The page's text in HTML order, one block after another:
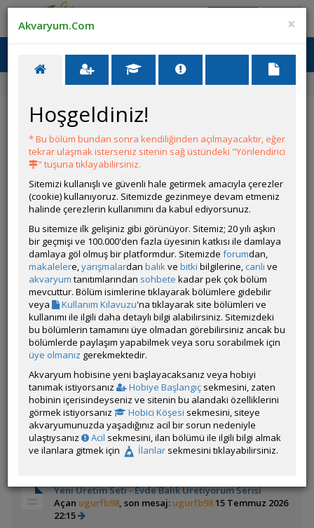
Ana Menü
Ana Sayfa
Forum Akvaryum Tanıtımı
Akvaryum Tanıtımı
YENİ KONU AÇ
KONULAR
▶️ Konulara Youtube Önizlemeli Video Nasıl
Açanvolkanon
ⓘ Konu veya mesajlarınıza YouTube (shorts dahil) doğru &
sorunsuz eklemek için buraya bakınız.
Bolivian ram üretim tankı
Açanilker aydın
Bolivian ram üretim videosu ve konusu.
Orinoco biyotop.(AGA sonuclari sayfa 23)
Açanmustafaerdogar
Bu bölgenin biyotopunu kuracaklara örnek
olabilecek bir tanıtım.
Yeni Bitkili Akvaryumum
Açanhakaya0107, son mesaj:Eminsalih17 Temmuz
2026 15:05
Buda Benden Olsun (:
Açan35mehmet35 , son mesaj:NightWist16 Temmuz
Yeni Üretim Seti - Evde Balık Üretiyorum Serisi
Açan ugurfb98, son mesaj: ugurfb9815 Temmuz 2026
22:15
×
Akvaryum.Com
Hoşgeldiniz!
* Bu bölüm bundan sonra kendiliğinden açılmayacaktır, eğer
tekrar ulaşmak isterseniz sitenin sağ üstündeki "Yönlendirici
" tuşuna tıklayabilirsiniz.
Sitemizi kullanışlı ve güvenli hale getirmek amacıyla çerezler
(cookie) kullanıyoruz. Sitemizde gezinmeye devam etmeniz
halinde çerezlerin kullanımını da kabul ediyorsunuz.
Bu sitemize ilk gelişiniz gibi görünüyor. Sitemiz; 20 yılı aşkın
bir geçmişi ve 100.000'den fazla üyesinin katkısı ile damlaya
damlaya göl olmuş bir platformdur. Sitemizde forumdan,
makalelere,yarışmalardan balıkve bitki bilgilerine, canlı ve
akvaryum tanıtımlarından sohbete kadar pek çok bölüm
mevcuttur. Bölüm isimlerine tıklayarak bölümlere gidebilir
veya
Kullanım Kılavuzu'na tıklayarak site bölümleri ve
kullanımı ile ilgili daha detaylı bilgi alabilirsiniz. Sitemizdeki
bu bölümlerin tamamını üye olmadan görebilirsiniz ancak bu
bölümlerde paylaşım yapabilmek veya soru sorabilmek için
üye olmanız gerekmektedir.
Akvaryum hobisine yeni başlayacaksanız veya hobiyi
tanımak istiyorsanız
Hobiye Başlangıç sekmesini, zaten
hobinin içerisindeyseniz ve sitenin bu alandaki özelliklerini
görmek istiyorsanız
Hobici Köşesi sekmesini, siteye
akvaryumunuzda yaşadığınız acil bir sorun nedeniyle
ulaştıysanız
Acil sekmesini, ilan bölümü ile ilgili bilgi almak
ve ilanlara gitmek için
İlanlar sekmesini tıklayabilirsiniz.